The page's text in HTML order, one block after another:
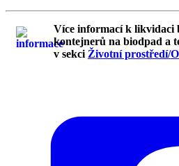
Více informací k likvidaci
kontejnerů na biodpad a
v sekci Životní prostředí/